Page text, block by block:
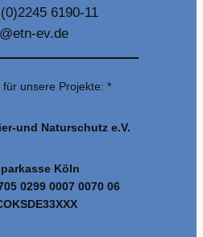
6190-11
ev.de
für unsere Projekte: *
und Naturschutz e.V.
Köln
0299 0007 0070 06